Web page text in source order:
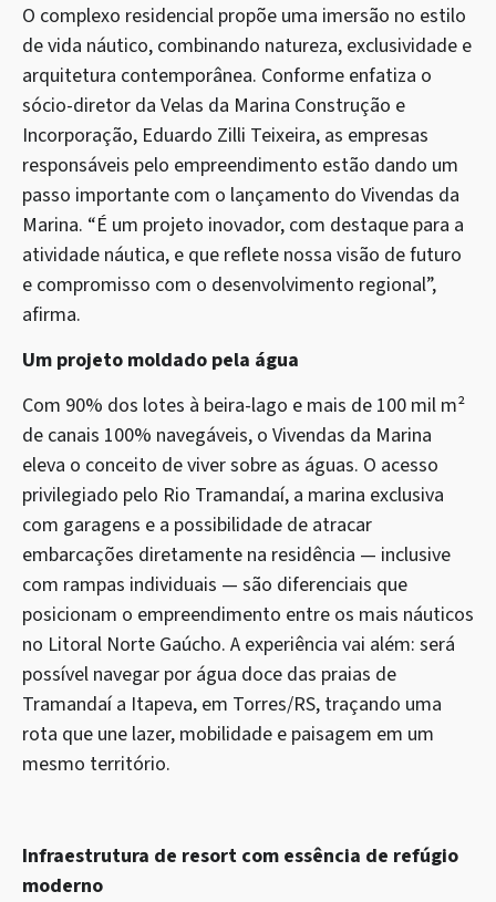
O complexo residencial propõe uma imersão no estilo
de vida náutico, combinando natureza, exclusividade e
arquitetura contemporânea. Conforme enfatiza o
sócio-diretor da Velas da Marina Construção e
Incorporação, Eduardo Zilli Teixeira, as empresas
responsáveis pelo empreendimento estão dando um
passo importante com o lançamento do Vivendas da
Marina. “É um projeto inovador, com destaque para a
atividade náutica, e que reflete nossa visão de futuro
e compromisso com o desenvolvimento regional”,
afirma.
Um projeto moldado pela água
Com 90% dos lotes à beira-lago e mais de 100 mil m²
de canais 100% navegáveis, o Vivendas da Marina
eleva o conceito de viver sobre as águas. O acesso
privilegiado pelo Rio Tramandaí, a marina exclusiva
com garagens e a possibilidade de atracar
embarcações diretamente na residência — inclusive
com rampas individuais — são diferenciais que
posicionam o empreendimento entre os mais náuticos
no Litoral Norte Gaúcho. A experiência vai além: será
possível navegar por água doce das praias de
Tramandaí a Itapeva, em Torres/RS, traçando uma
rota que une lazer, mobilidade e paisagem em um
mesmo território.
Infraestrutura de resort com essência de refúgio
moderno